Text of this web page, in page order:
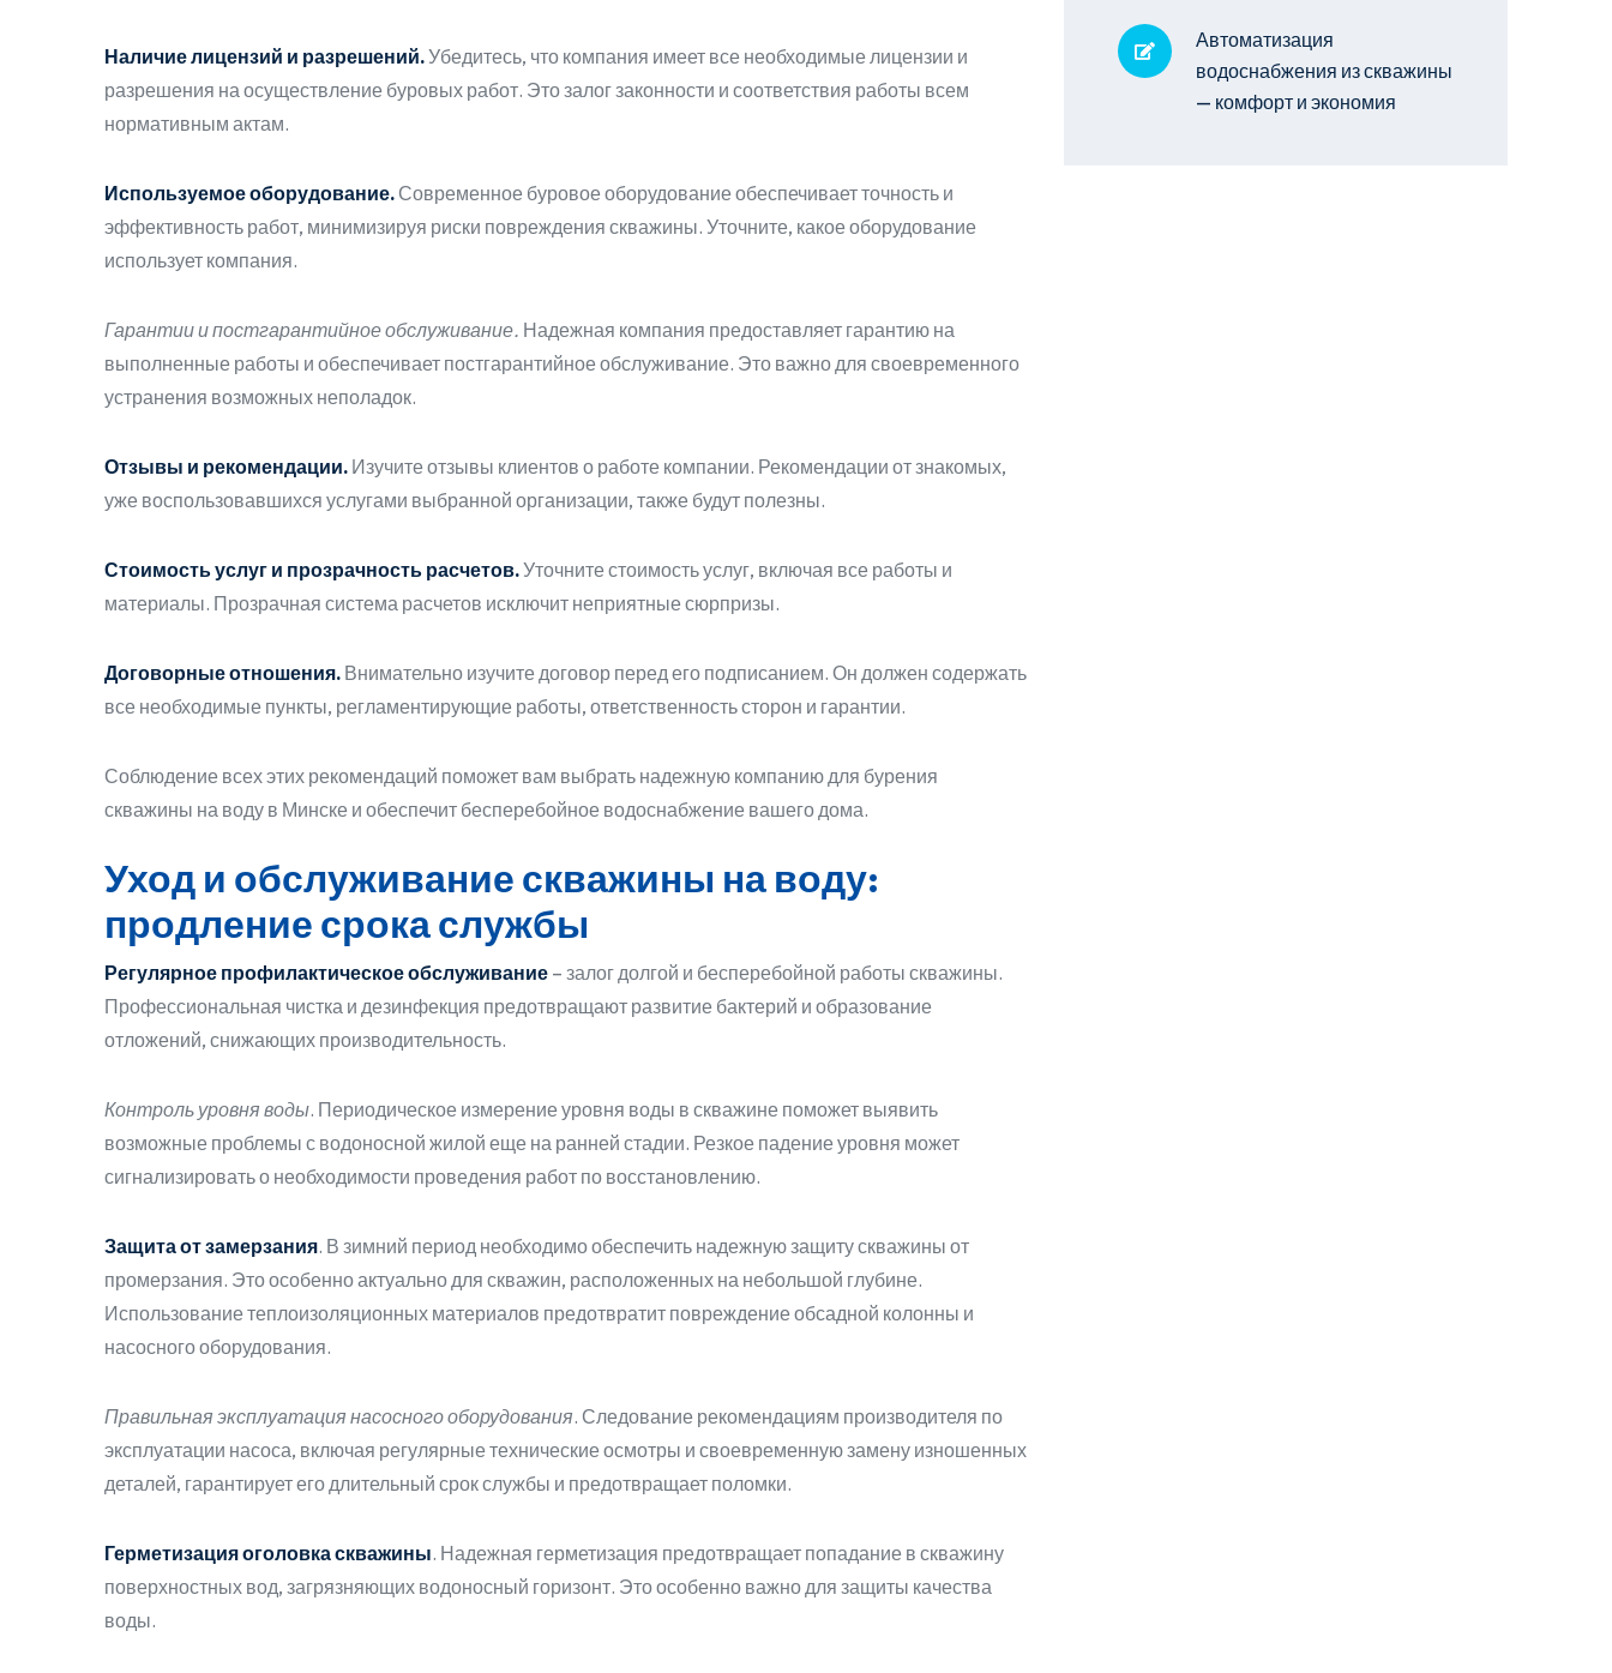
Наличие лицензий и разрешений.Убедитесь, что компания имеет все необходимые лицензии и
разрешения на осуществление буровых работ. Это залог законности и соответствия работы всем
нормативным актам.
Используемое оборудование. Современное буровое оборудование обеспечивает точность и
эффективность работ, минимизируя риски повреждения скважины. Уточните, какое оборудование
использует компания.
Гарантии и постгарантийное обслуживание. Надежная компания предоставляет гарантию на
выполненные работы и обеспечивает постгарантийное обслуживание. Это важно для своевременного
устранения возможных неполадок.
Отзывы и рекомендации. Изучите отзывы клиентов о работе компании. Рекомендации от знакомых,
уже воспользовавшихся услугами выбранной организации, также будут полезны.
Стоимость услуг и прозрачность расчетов.Уточните стоимость услуг, включая все работы и
материалы. Прозрачная система расчетов исключит неприятные сюрпризы.
Договорные отношения. Внимательно изучите договор перед его подписанием. Он должен содержать
все необходимые пункты, регламентирующие работы, ответственность сторон и гарантии.
Соблюдение всех этих рекомендаций поможет вам выбрать надежную компанию для бурения
скважины на воду в Минске и обеспечит бесперебойное водоснабжение вашего дома.
Уход и обслуживание скважины на воду:
продление срока службы
Регулярное профилактическое обслуживание – залог долгой и бесперебойной работы скважины.
Профессиональная чистка и дезинфекция предотвращают развитие бактерий и образование
отложений, снижающих производительность.
Контроль уровня воды. Периодическое измерение уровня воды в скважине поможет выявить
возможные проблемы с водоносной жилой еще на ранней стадии. Резкое падение уровня может
сигнализировать о необходимости проведения работ по восстановлению.
Защита от замерзания. В зимний период необходимо обеспечить надежную защиту скважины от
промерзания. Это особенно актуально для скважин, расположенных на небольшой глубине.
Использование теплоизоляционных материалов предотвратит повреждение обсадной колонны и
насосного оборудования.
Правильная эксплуатация насосного оборудования. Следование рекомендациям производителя по
эксплуатации насоса, включая регулярные технические осмотры и своевременную замену изношенных
деталей, гарантирует его длительный срок службы и предотвращает поломки.
Герметизация оголовка скважины. Надежная герметизация предотвращает попадание в скважину
поверхностных вод, загрязняющих водоносный горизонт. Это особенно важно для защиты качества
воды.
Автоматизация
водоснабжения из скважины
— комфорт и экономия